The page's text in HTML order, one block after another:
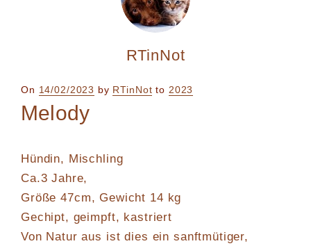
RTinNot
On Posted
14/02/2023 by RTinNot to 2023
Melody
Hündin, Mischling
Ca.3 Jahre,
Größe 47cm, Gewicht 14 kg
Gechipt, geimpft, kastriert
Von Natur aus ist dies ein sanftmütiger,